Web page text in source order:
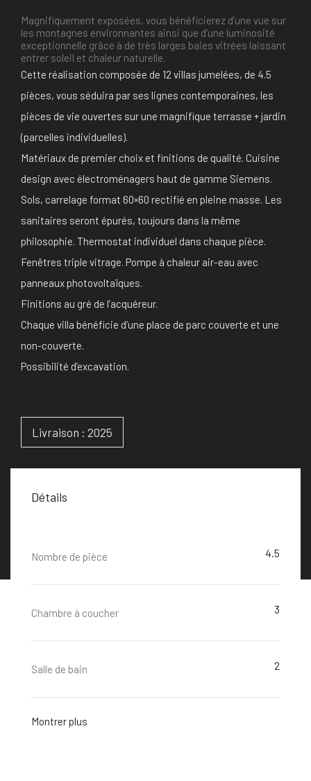
Magnifiquement exposées, vous bénéficierez d’une vue sur
les montagnes environnantes ainsi que d’une luminosité
exceptionnelle grâce à de très larges baies vitrées laissant
entrer soleil et chaleur naturelle.
Cette réalisation composée de 12 villas jumelées, de 4.5
pièces, vous séduira par ses lignes contemporaines, les
pièces de vie ouvertes sur une magnifique terrasse + jardin
(parcelles individuelles).
Matériaux de premier choix et finitions de qualité. Cuisine
design avec électroménagers haut de gamme Siemens.
Sols, carrelage format 60×60 rectifié en pleine masse. Les
sanitaires seront épurés, toujours dans la même
philosophie. Thermostat individuel dans chaque pièce.
Fenêtres triple vitrage. Pompe à chaleur air-eau avec
panneaux photovoltaïques.
Finitions au gré de l’acquéreur.
Chaque villa bénéficie d’une place de parc couverte et une
non-couverte.
Possibilité d’excavation.
Livraison : 2025
Détails
Nombre de pièce 4.5
Chambre à coucher 3
Salle de bain 2
Montrer plus